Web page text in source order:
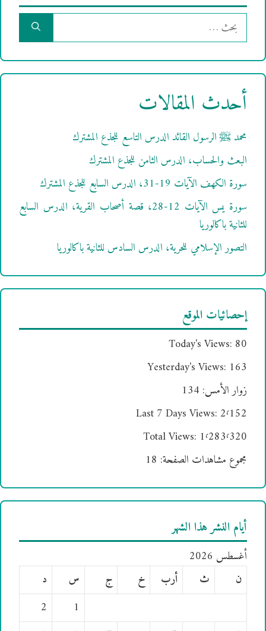
البحث
عن:
أحدث المقالات
محمد ﷺ الرسول القائد الدرس التاسع للجذع المشترك
البعث والحساب، الدرس الثامن للجذع المشترك
سورة الكهف الآيات 19-31، الدرس السابع للجذع المشترك
سورة يس الآيات 12-28، قصة أصحاب القرية، الدرس السابع
للثانية باكالوريا
التصور الإسلامي للحرية، الدرس السادس للثانية باكالوريا
إحصائيات الموقع
Today's Views: 80
Yesterday's Views: 163
زوار الأمس: 134
Last 7 Days Views: 2٬152
Total Views: 1٬283٬320
مجموع مشاهدات الصفحة: 18
أيام النشر هذا الشهر
أغسطس 2026
ن
ث أرب خ ج س
د
1
2